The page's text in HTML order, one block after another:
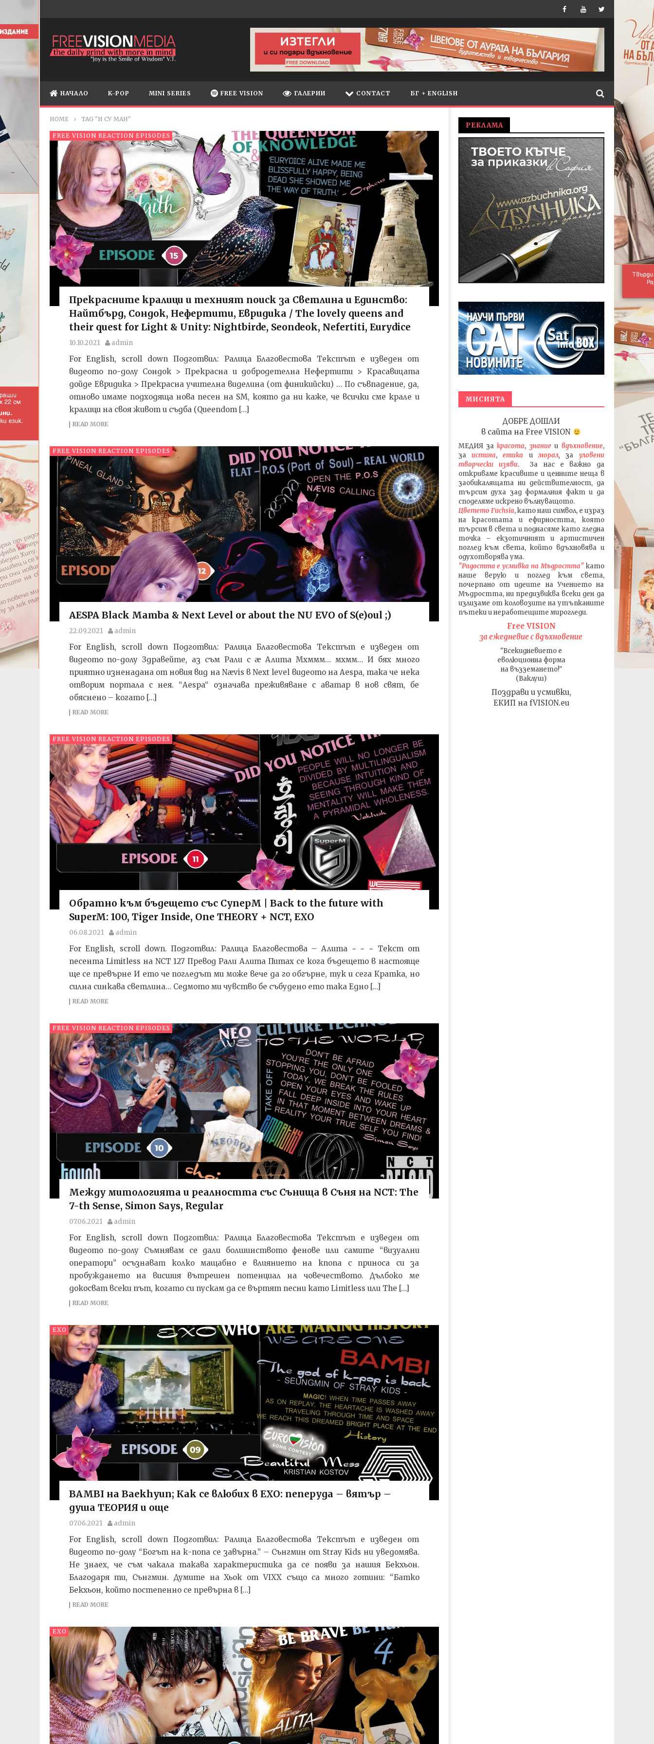
НАЧАЛО K-POP MINI SERIES FREE VISION ГАЛЕРИИ CONTACT БГ + ENGLISH
HOME TAG "И СУ МАН"
FREE VISION REACTION EPISODES
Прекрасните кралици и техният поиск за Светлина и Единство:
Найтбърд, Сондок, Нефертити, Евридика / The lovely queens and
their quest for Light & Unity: Nightbirde, Seondeok, Nefertiti, Eurydice
10.10.2021 admin
For English, scroll down Подготвил: Ралица Благовестова Текстът e изведен от
видеото по-долу Сондок > Прекрасна и добродетелна Нефертити > Красавицата
дойде Евридика > Прекрасна учителна виделина (от финикийски) … По съвпадение, да,
отново имаме подходяща нова песен на SM, която да ни каже, че всички сме крале и
кралици на своя живот и съдба (Queendom […]
READ MORE
FREE VISION REACTION EPISODES
AESPA Black Mamba & Next Level or about the NU EVO of S(e)oul ;)
22.09.2021 admin
For English, scroll down Подготвил: Ралица Благовестова Текстът e изведен от
видеото по-долу Здравейте, аз съм Рали с æ Алита Мхммм… мхмм… И бях много
приятно изненадана от новия вид на Nævis в Next level видеото на Aespa, така че нека
отворим портала с нея. “Aespa“ означава преживяване с аватар в нов свят, бе
обяснено – когато […]
READ MORE
FREE VISION REACTION EPISODES
Обратно към бъдещето със СуперМ | Back to the future with
SuperM: 100, Tiger Inside, One THEORY + NCT, EXO
06.08.2021 admin
For English, scroll down. Подготвил: Ралица Благовестова – Алита ~ ~ ~ Текст от
песента Limitless на NCT 127 Превод Рали Алита Питах се кога бъдещето в настояще
ще се превърне И ето че погледът ми може вече да го обгърне, тук и сега Кратка, но
силна синкава светлина… Седмото ми чувство бе събудено ето така Едно […]
READ MORE
FREE VISION REACTION EPISODES
Между митологията и реалността със Сънища в Съня на NCT: The
7-th Sense, Simon Says, Regular
07.06.2021 admin
For English, scroll down Подготвил: Ралица Благовестова Текстът e изведен от
видеото по-долу Съмнявам се дали болшинството фенове или самите “визуални
оператори” осъзнават колко мащабно е влиянието на кпопа с приноса си за
пробуждането на висшия вътрешен потенциал на човечеството. Дълбоко ме
докосват всеки път, когато си пускам да се въртят песни като Limitless или The […]
READ MORE
EXO
BAMBI на Baekhyun; Как се влюбих в EXO: пеперуда – вятър –
душа ТЕОРИЯ и още
07.06.2021 admin
For English, scroll down Подготвил: Ралица Благовестова Текстът e изведен от
видеото по-долу “Богът на к-попа се завърна.” – Сънгмин от Stray Kids ни уведомява.
Не знаех, че съм чакала такава характеристика да се появи за нашия Бекхьон.
Благодаря ти, Сънгмин. Думите на Хьок от VIXX също са много готини: “Батко
Бекхьон, който постепенно се превърна в […]
READ MORE
EXO
РЕКЛАМА
МИСИЯТА
ДОБРЕ ДОШЛИ
в сайта наFree VISION
МЕДИЯзакрасота, знаниеи вдъхновение,
за истина,етика иморал, за уловени
творчески изяви. За нас е важно да
откриваме красивите и ценните неща в
заобикалящата ни действителност, да
търсим духа зад формалния факт и да
споделяме искрено вълнуващото.
Цветето Fuchsia, като наш символ, е израз
на красотата и ефирността, която
търсим в света и поднасяме като гледна
точка – екзотичният и артистичен
поглед към света, който вдъхновява и
одухотворява ума.
"Радостта е усмивка на Мъдростта"като
наше верую и поглед към света,
почерпано от идеите на Учението на
Мъдростта,ни предизвиква всеки ден да
излизаме от коловозите на утъпканите
пътеки и неработещите мирогледи.
Free VISION
за ежедневие с вдъхновение
"Всекидневието е
еволюционна форма
на възземането!"
(Ваклуш)
Поздрави и усмивки,
ЕКИП на fVISION.eu